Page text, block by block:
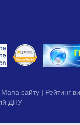
Мапа сайту | Рейтинг
ДНУ